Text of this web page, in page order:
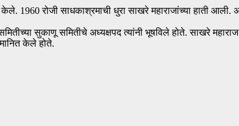
रोजी साधकाश्रमाची धुरा साखरे महाराजांच्या हाती आली.
सुकाणू समितीचे अध्यक्षपद त्यांनी भूषविले होते. साखरे महाराज
केले होते.